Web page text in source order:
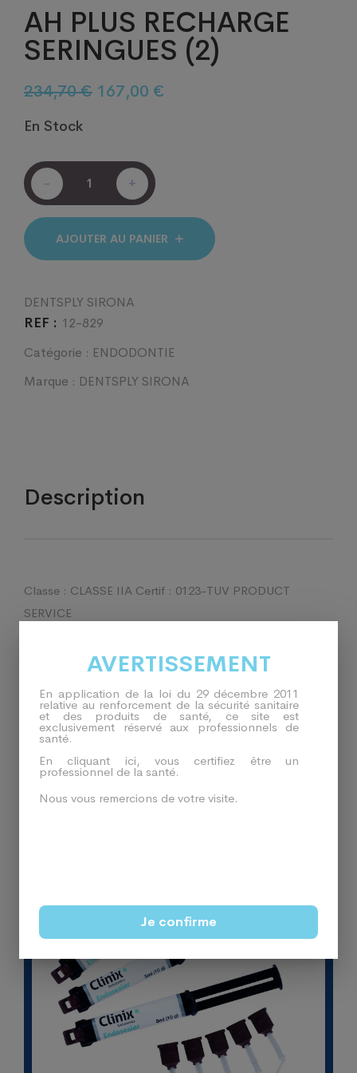
AH PLUS RECHARGE
SERINGUES (2)
234,70€ Le
était :
234,70 €.
167,00 €
En Stock
AH
PLUS
RECHARGE
SERINGUES
(2)
quantité
- +
AJOUTER AU PANIER
DENTSPLY SIRONA
REF : 12-829
Catégorie : ENDODONTIE
Marque : DENTSPLY SIRONA
Description
Classe : CLASSE IIA Certif : 0123-TUV PRODUCT
SERVICE
Produits En Relation
AVERTISSEMENT
En application de la loi du 29 décembre 2011
relative au renforcement de la sécurité sanitaire
et des produits de santé, ce site est
exclusivement réservé aux professionnels de
santé.
En cliquant ici, vous certifiez être un
professionnel de la santé.
Nous vous remercions de votre visite.
Je confirme